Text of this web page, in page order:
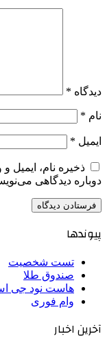
دیدگاه *
نام *
ایمیل *
ذخیره نام، ایمیل
دوباره دیدگاهی
پیوندها
تست شخصیت
صندوق طلا
هاست نود جی
وام فوری
آخرین اخبار